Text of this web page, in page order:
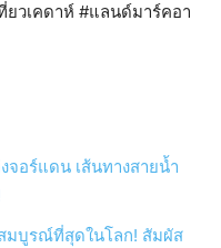
ยวเคดาห์ #แลนด์มาร์คอา
จอร์แดน เส้นทางสายน้ำ
มบูรณ์ที่สุดในโลก! สัมผัส